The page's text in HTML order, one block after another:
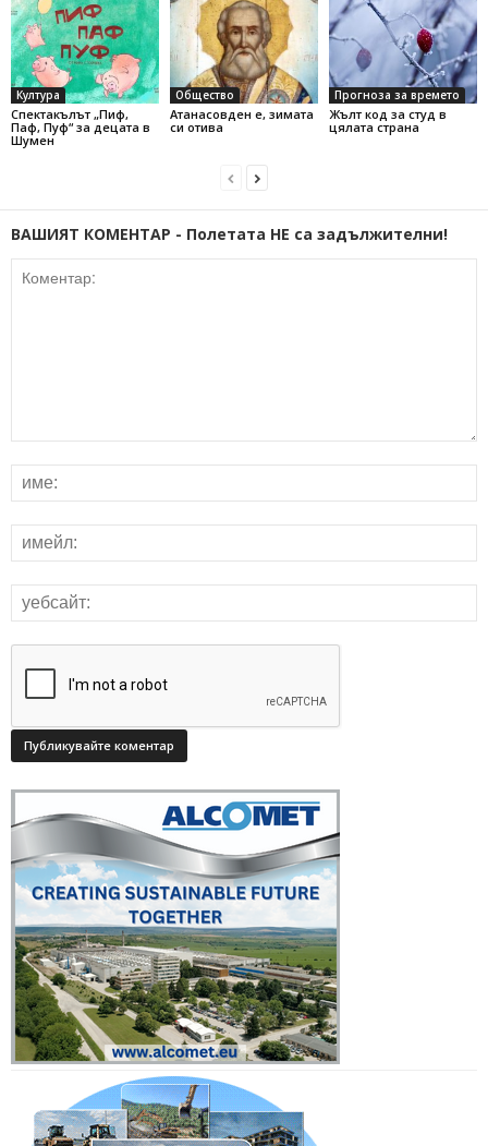
Култура
Спектакълът „Пиф,
Паф, Пуф“ за децата в
Шумен
Общество
Атанасовден е, зимата
си отива
Прогноза за времето
Жълт код за студ в
цялата страна
ВАШИЯТ КОМЕНТАР - Полетата НЕ са задължителни!